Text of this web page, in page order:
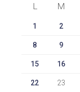
L M
1 2
8 9
15 16
22 23